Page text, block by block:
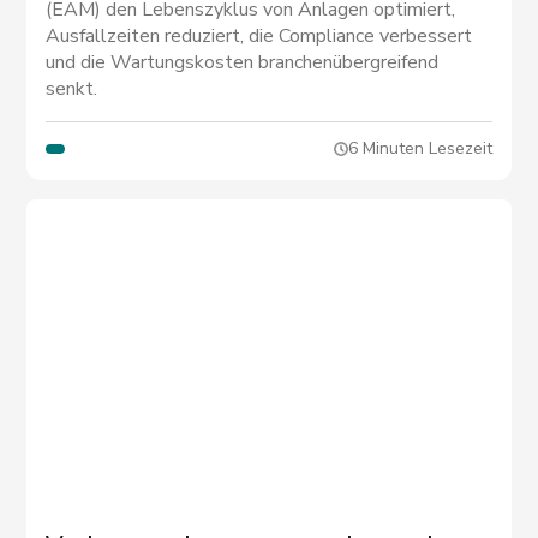
Vermögenswerte
(EAM) den Lebenszyklus von Anlagen optimiert,
Ausfallzeiten reduziert, die Compliance verbessert
und die Wartungskosten branchenübergreifend
senkt.
6 Minuten Lesezeit